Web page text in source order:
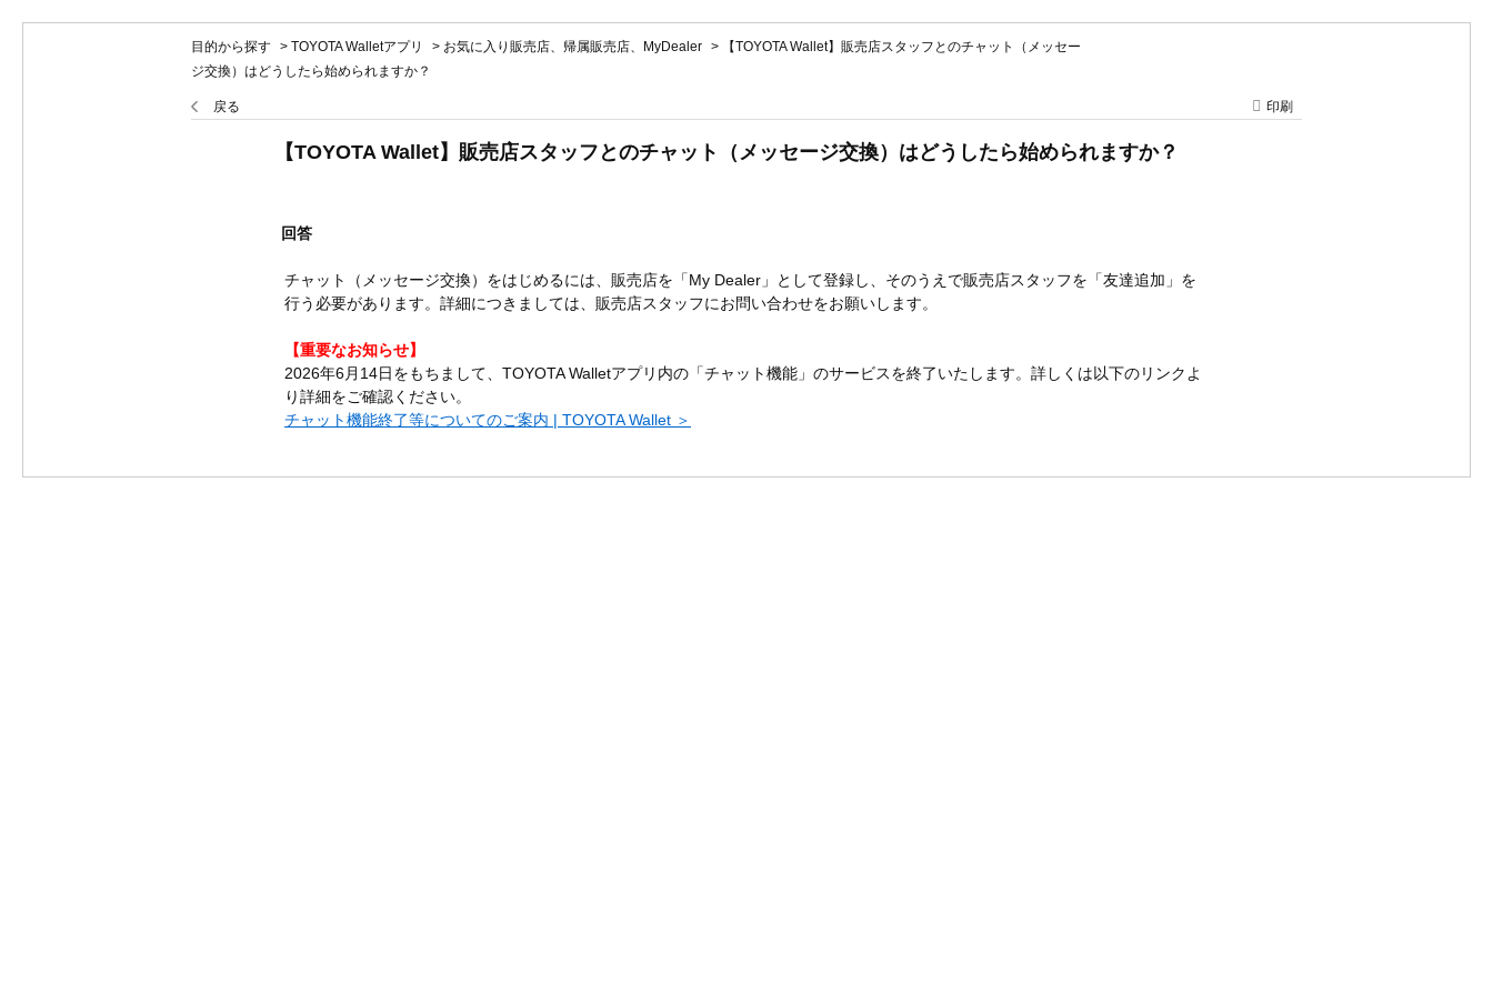
目的から探す > TOYOTA Walletアプリ > お気に入り販売店、帰属販売店、MyDealer >
【TOYOTA Wallet】販売店スタッフとのチャット（メッセー
ジ交換）はどうしたら始められますか？
戻る 印刷
【TOYOTA Wallet】販売店スタッフとのチャット（メッセージ交換）はどうしたら始められますか？
回答
チャット（メッセージ交換）をはじめるには、販売店を「My Dealer」として登録し、そのうえで販売店スタッフを「友達追加」を
行う必要があります。詳細につきましては、販売店スタッフにお問い合わせをお願いします。
【重要なお知らせ】
2026年6月14日をもちまして、TOYOTA Walletアプリ内の「チャット機能」のサービスを終了いたします。詳しくは以下のリンクよ
り詳細をご確認ください。
チャット機能終了等についてのご案内 | TOYOTA Wallet ＞